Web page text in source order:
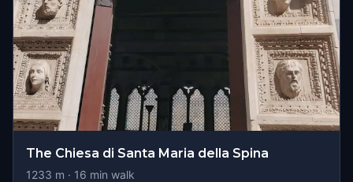
The Chiesa di Santa Maria della Spina
1233 m · 16 min walk